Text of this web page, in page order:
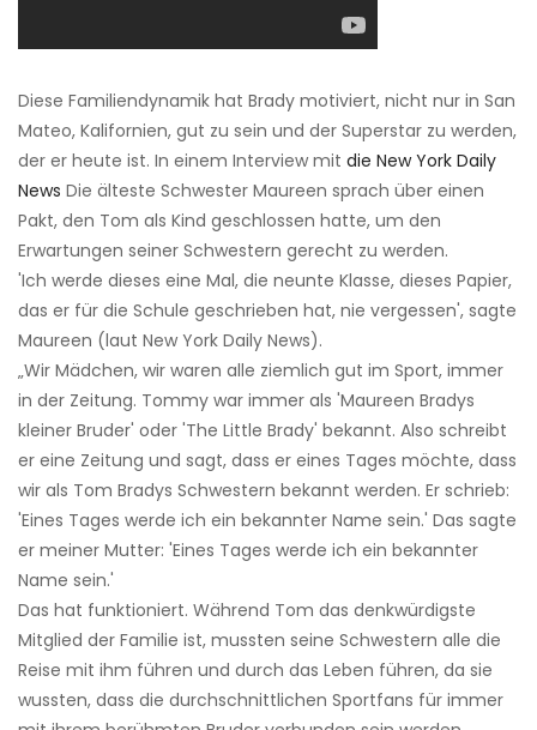
Diese Familiendynamik hat Brady motiviert, nicht nur in San
Mateo, Kalifornien, gut zu sein und der Superstar zu werden,
der er heute ist. In einem Interview mit die New York Daily
News Die älteste Schwester Maureen sprach über einen
Pakt, den Tom als Kind geschlossen hatte, um den
Erwartungen seiner Schwestern gerecht zu werden.
'Ich werde dieses eine Mal, die neunte Klasse, dieses Papier,
das er für die Schule geschrieben hat, nie vergessen', sagte
Maureen (laut New York Daily News).
„Wir Mädchen, wir waren alle ziemlich gut im Sport, immer
in der Zeitung. Tommy war immer als 'Maureen Bradys
kleiner Bruder' oder 'The Little Brady' bekannt. Also schreibt
er eine Zeitung und sagt, dass er eines Tages möchte, dass
wir als Tom Bradys Schwestern bekannt werden. Er schrieb:
'Eines Tages werde ich ein bekannter Name sein.' Das sagte
er meiner Mutter: 'Eines Tages werde ich ein bekannter
Name sein.'
Das hat funktioniert. Während Tom das denkwürdigste
Mitglied der Familie ist, mussten seine Schwestern alle die
Reise mit ihm führen und durch das Leben führen, da sie
wussten, dass die durchschnittlichen Sportfans für immer